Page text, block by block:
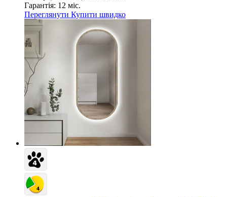
Гарантія: 12 міс.
Переглянути Купити швидко